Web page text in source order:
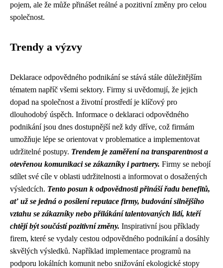
pojem, ale že může přinášet reálné a pozitivní změny pro celou
společnost.
Trendy a výzvy
Deklarace odpovědného podnikání se stává stále důležitějším
tématem napříč všemi sektory. Firmy si uvědomují, že jejich
dopad na společnost a životní prostředí je klíčový pro
dlouhodobý úspěch. Informace o deklaraci odpovědného
podnikání jsou dnes dostupnější než kdy dříve, což firmám
umožňuje lépe se orientovat v problematice a implementovat
udržitelné postupy. Trendem je zaměření na transparentnost a
otevřenou komunikaci se zákazníky i partnery. Firmy se nebojí
sdílet své cíle v oblasti udržitelnosti a informovat o dosažených
výsledcích. Tento posun k odpovědnosti přináší řadu benefitů,
ať už se jedná o posílení reputace firmy, budování silnějšího
vztahu se zákazníky nebo přilákání talentovaných lidí, kteří
chtějí být součástí pozitivní změny. Inspirativní jsou příklady
firem, které se vydaly cestou odpovědného podnikání a dosáhly
skvělých výsledků. Například implementace programů na
podporu lokálních komunit nebo snižování ekologické stopy